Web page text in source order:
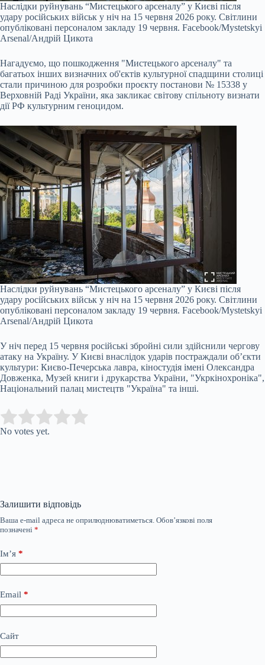
Наслідки руйнувань “Мистецького арсеналу” у Києві після
удару російських військ у ніч на 15 червня 2026 року. Світлини
опубліковані персоналом закладу 19 червня. Facebook/Mystetskyi
Arsenal /Андрій Цикота
Нагадуємо, що пошкодження "Мистецького арсеналу" та
багатьох інших визначних об'єктів культурної спадщини столиці
стали причиною для розробки проєкту постанови № 15338 у
Верховній Раді України, яка закликає світову спільноту визнати
дії РФ культурним геноцидом.
Наслідки руйнувань “Мистецького арсеналу” у Києві після
удару російських військ у ніч на 15 червня 2026 року. Світлини
опубліковані персоналом закладу 19 червня. Facebook/Mystetskyi
Arsenal /Андрій Цикота
У ніч перед 15 червня російські збройні сили здійснили чергову
атаку на Україну. У Києві внаслідок ударів постраждали об’єкти
культури: Києво-Печерська лавра, кіностудія імені Олександра
Довженка, Музей книги і друкарства України, "Укркінохроніка",
Національний палац мистецтв "Україна" та інші.
Rate this item:
No votes yet.
Залишити відповідь
Ваша e-mail адреса не оприлюднюватиметься. Обов’язкові поля
позначені *
Ім’я *
Email *
Сайт